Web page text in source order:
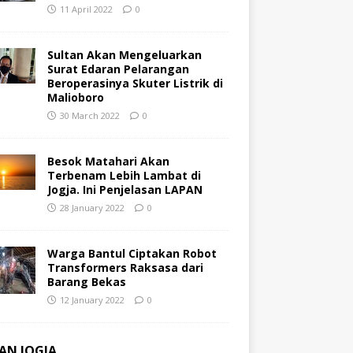
11 April 2022 0
Sultan Akan Mengeluarkan
Surat Edaran Pelarangan
Beroperasinya Skuter Listrik di
Malioboro
30 March 2022 0
Besok Matahari Akan
Terbenam Lebih Lambat di
Jogja. Ini Penjelasan LAPAN
28 January 2022 0
Warga Bantul Ciptakan Robot
Transformers Raksasa dari
Barang Bekas
12 January 2022 0